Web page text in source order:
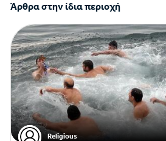
Άρθρα στην ίδια περιοχή
Religious